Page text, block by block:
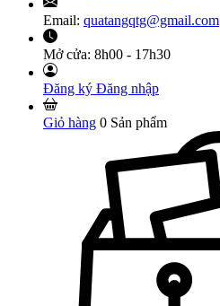
Email: quatangqtg@gmail.com
Mở cửa: 8h00 - 17h30
Đăng ký Đăng nhập
Giỏ hàng 0 Sản phẩm